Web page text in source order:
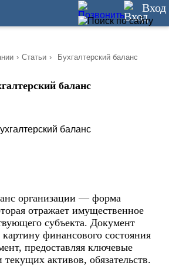
Вход
› Статьи › Бухгалтерский баланс
баланс
организации — форма
отражает имущественное
субъекта. Документ
финансового состояния
предоставляя ключевые
активов, обязательств.